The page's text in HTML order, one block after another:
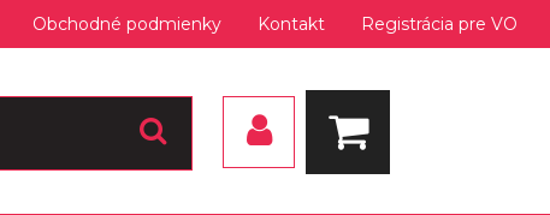
Obchodné podmienky Kontakt Registrácia pre VO